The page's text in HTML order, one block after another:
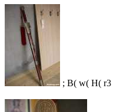
; B( w( H(